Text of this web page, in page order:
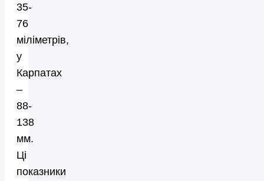
35-
76
міліметрів,
у
Карпатах
–
88-
138
мм.
Ці
показники